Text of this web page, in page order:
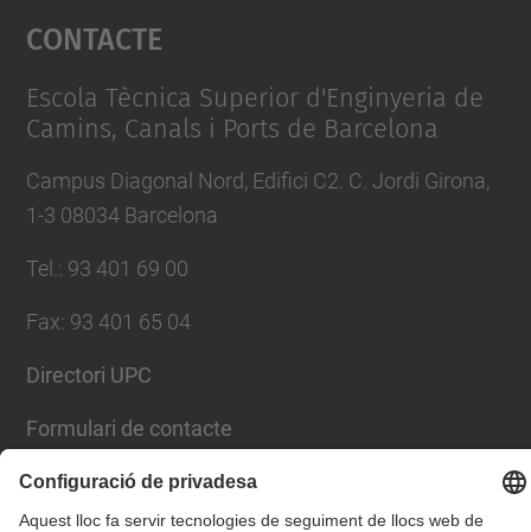
powered by
Contacte
Escola Tècnica Superior d'Enginyeria de
Camins, Canals i Ports de Barcelona
Campus Diagonal Nord, Edifici C2. C. Jordi Girona,
1-3 08034 Barcelona
Tel.: 93 401 69 00
Fax: 93 401 65 04
Directori UPC
Formulari de contacte